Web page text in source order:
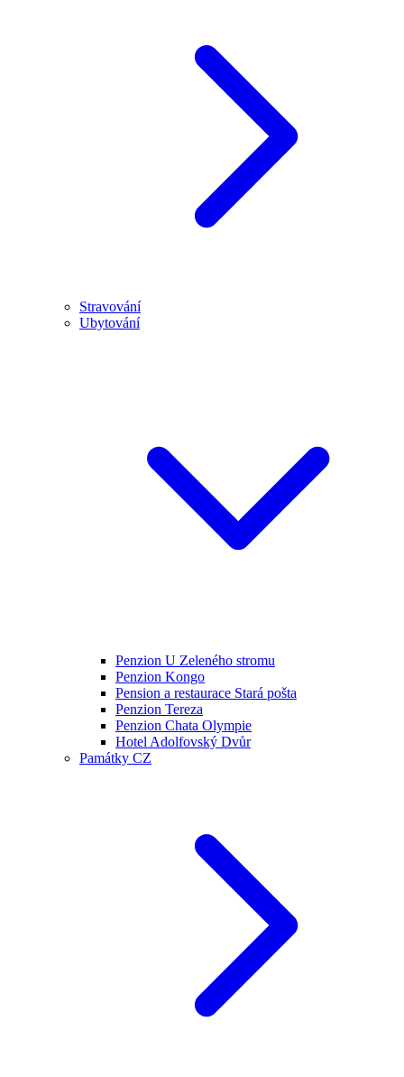
Stravování
Ubytování
Penzion U Zeleného stromu
Penzion Kongo
Pension a restaurace Stará pošta
Penzion Tereza
Penzion Chata Olympie
Hotel Adolfovský Dvůr
Památky CZ